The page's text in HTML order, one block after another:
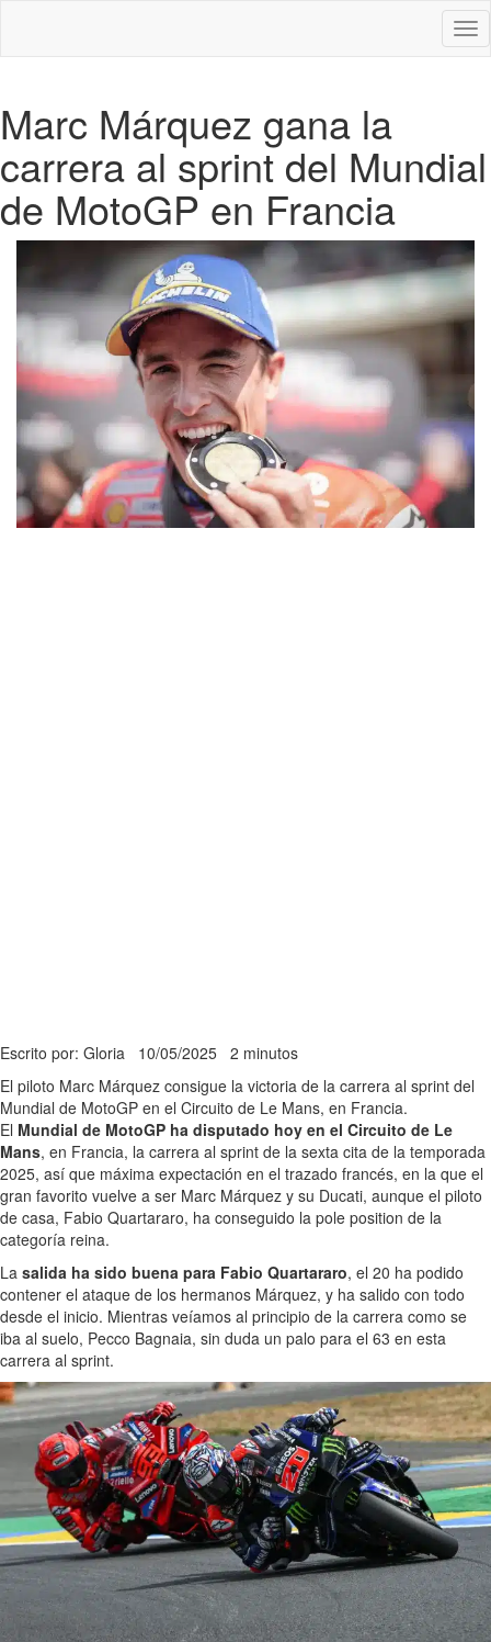
Marc Márquez gana la
carrera al sprint del Mundial
de MotoGP en Francia
Escrito por: Gloria 10/05/2025 2 minutos
El piloto Marc Márquez consigue la victoria de la carrera al sprint del
Mundial de MotoGP en el Circuito de Le Mans, en Francia.
El Mundial de MotoGP ha disputado hoy en el Circuito de Le
Mans, en Francia, la carrera al sprint de la sexta cita de la temporada
2025, así que máxima expectación en el trazado francés, en la que el
gran favorito vuelve a ser Marc Márquez y su Ducati, aunque el piloto
de casa, Fabio Quartararo, ha conseguido la pole position de la
categoría reina.
La salida ha sido buena para Fabio Quartararo, el 20 ha podido
contener el ataque de los hermanos Márquez, y ha salido con todo
desde el inicio. Mientras veíamos al principio de la carrera como se
iba al suelo, Pecco Bagnaia, sin duda un palo para el 63 en esta
carrera al sprint.